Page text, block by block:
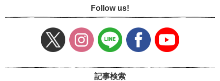
Follow us!
記事検索